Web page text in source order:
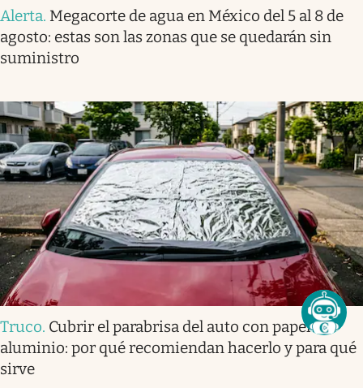
Alerta. Megacorte de agua en México del 5 al 8 de
agosto: estas son las zonas que se quedarán sin
suministro
Truco. Cubrir el parabrisa del auto con papel
aluminio: por qué recomiendan hacerlo y para qué
sirve